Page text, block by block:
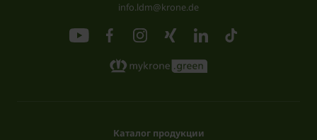
info.ldm@krone.de
Каталог продукции